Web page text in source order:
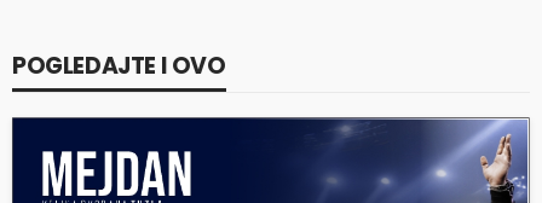
POGLEDAJTE I OVO